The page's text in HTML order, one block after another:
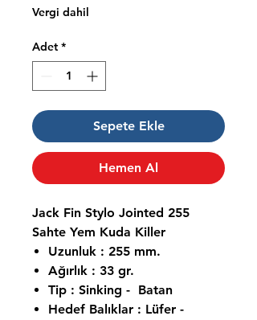
Vergi dahil
Adet *
Sepete Ekle
Hemen Al
Jack Fin Stylo Jointed 255
Sahte Yem Kuda Killer
Uzunluk : 255 mm.
Ağırlık : 33 gr.
Tip : Sinking - Batan
Hedef Balıklar : Lüfer -